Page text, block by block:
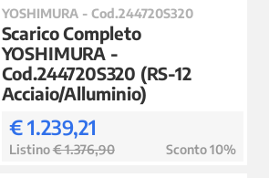
YOSHIMURA - Cod.244720S320
Scarico Completo
YOSHIMURA -
Cod.244720S320 (RS-12
Acciaio/Alluminio)
€ 1.239,21
Listino€ 1.376,90 Sconto 10%